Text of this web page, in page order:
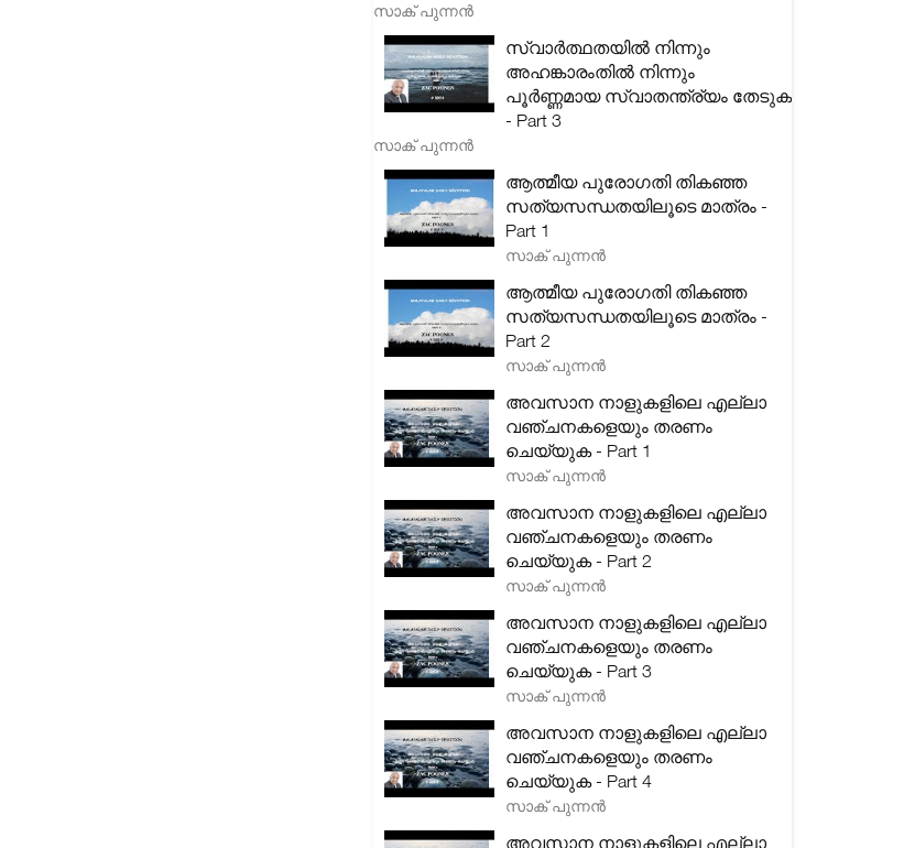
സാക് പുന്നൻ
സ്വാർത്ഥതയിൽ നിന്നും
അഹങ്കാരംതിൽ നിന്നും
പൂർണ്ണമായ സ്വാതന്ത്ര്യം തേടുക
- Part 3
സാക് പുന്നൻ
ആത്മീയ പുരോഗതി തികഞ്ഞ
സത്യസന്ധതയിലൂടെ മാത്രം -
Part 1
സാക് പുന്നൻ
ആത്മീയ പുരോഗതി തികഞ്ഞ
സത്യസന്ധതയിലൂടെ മാത്രം -
Part 2
സാക് പുന്നൻ
അവസാന നാളുകളിലെ എല്ലാ
വഞ്ചനകളെയും തരണം
ചെയ്യുക - Part 1
സാക് പുന്നൻ
അവസാന നാളുകളിലെ എല്ലാ
വഞ്ചനകളെയും തരണം
ചെയ്യുക - Part 2
സാക് പുന്നൻ
അവസാന നാളുകളിലെ എല്ലാ
വഞ്ചനകളെയും തരണം
ചെയ്യുക - Part 3
സാക് പുന്നൻ
അവസാന നാളുകളിലെ എല്ലാ
വഞ്ചനകളെയും തരണം
ചെയ്യുക - Part 4
സാക് പുന്നൻ
അവസാന നാളുകളിലെ എല്ലാ